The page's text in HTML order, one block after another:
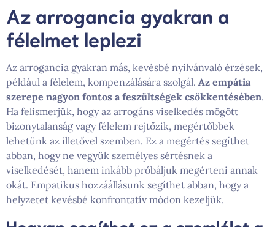
Az arrogancia gyakran a
félelmet leplezi
Az arrogancia gyakran más, kevésbé nyilvánvaló érzések,
például a félelem, kompenzálására szolgál. Az empátia
szerepe nagyon fontos a feszültségek csökkentésében.
Ha felismerjük, hogy az arrogáns viselkedés mögött
bizonytalanság vagy félelem rejtőzik, megértőbbek
lehetünk az illetővel szemben. Ez a megértés segíthet
abban, hogy ne vegyük személyes sértésnek a
viselkedését, hanem inkább próbáljuk megérteni annak
okát. Empatikus hozzáállásunk segíthet abban, hogy a
helyzetet kevésbé konfrontatív módon kezeljük.